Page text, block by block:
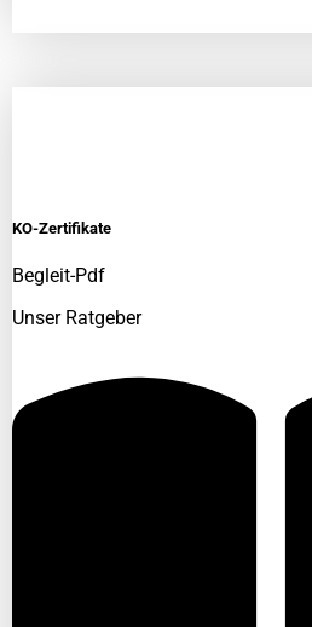
KO-Zertifikate
Begleit-Pdf
Unser Ratgeber